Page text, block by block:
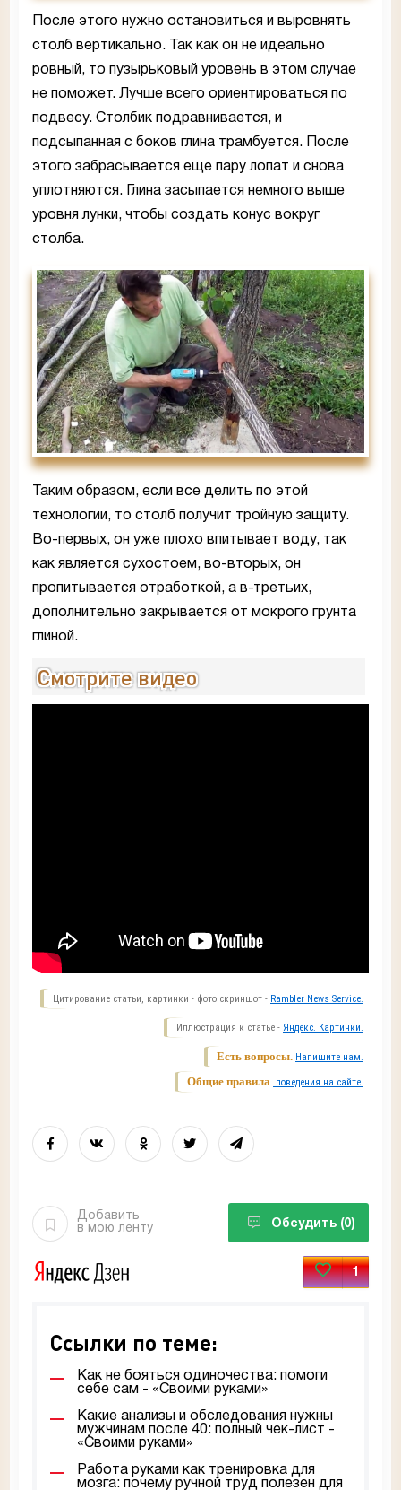
После этого нужно остановиться и выровнять
столб вертикально. Так как он не идеально
ровный, то пузырьковый уровень в этом случае
не поможет. Лучше всего ориентироваться по
подвесу. Столбик подравнивается, и
подсыпанная с боков глина трамбуется. После
этого забрасывается еще пару лопат и снова
уплотняются. Глина засыпается немного выше
уровня лунки, чтобы создать конус вокруг
столба.
Таким образом, если все делить по этой
технологии, то столб получит тройную защиту.
Во-первых, он уже плохо впитывает воду, так
как является сухостоем, во-вторых, он
пропитывается отработкой, а в-третьих,
дополнительно закрывается от мокрого грунта
глиной.
Смотрите видео
Цитирование статьи, картинки - фото скриншот - Rambler News Service.
Иллюстрация к статье - Яндекс. Картинки.
Есть вопросы. Напишите нам.
Общие правила поведения на сайте.
Добавить
в мою ленту
Обсудить (0)
1
Ссылки по теме:
Как не бояться одиночества: помоги
себе сам - «Своими руками»
Какие анализы и обследования нужны
мужчинам после 40: полный чек-лист -
«Своими руками»
Работа руками как тренировка для
мозга: почему ручной труд полезен для